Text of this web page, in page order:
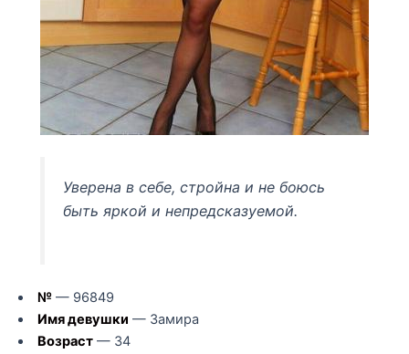
Уверена в себе, стройна и не боюсь
быть яркой и непредсказуемой.
№— 96849
Имя девушки — Замира
Возраст— 34